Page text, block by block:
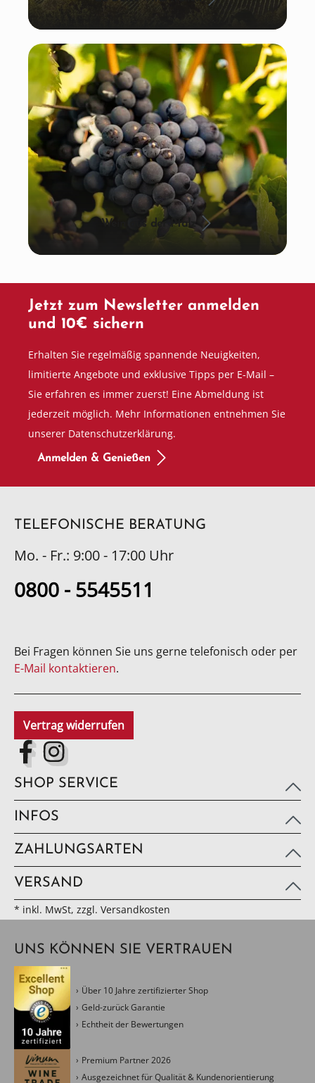
Wein aus der Pfalz
Jetzt zum Newsletter anmelden
und 10€ sichern
Erhalten Sie regelmäßig spannende Neuigkeiten,
limitierte Angebote und exklusive Tipps per E-Mail –
Sie erfahren es immer zuerst! Eine Abmeldung ist
jederzeit möglich. Mehr Informationen entnehmen Sie
unserer Datenschutzerklärung.
Anmelden & Genießen
TELEFONISCHE BERATUNG
Mo. - Fr.: 9:00 - 17:00 Uhr
0800 - 5545511
Bei Fragen können Sie uns gerne telefonisch oder per
E-Mail kontaktieren.
Vertrag widerrufen
SHOP SERVICE
INFOS
ZAHLUNGSARTEN
VERSAND
* inkl. MwSt, zzgl. Versandkosten
UNS KÖNNEN SIE VERTRAUEN
Über 10 Jahre zertifizierter Shop
Geld-zurück Garantie
Echtheit der Bewertungen
Premium Partner 2026
Ausgezeichnet für Qualität & Kundenorientierung